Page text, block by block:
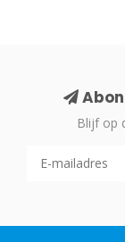
Blijf op